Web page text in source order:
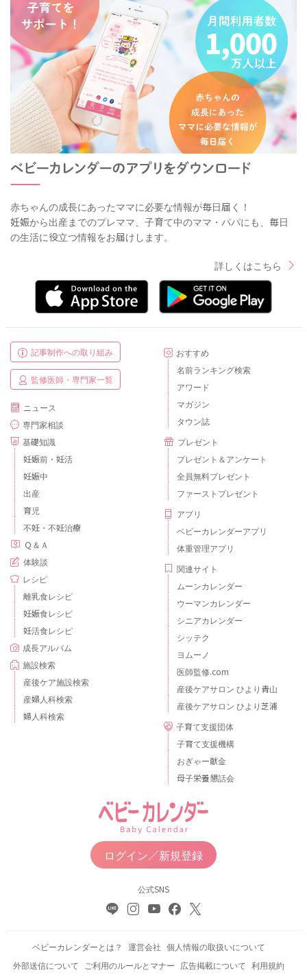
赤ちゃんの成長にあったママに必要な情報が毎日届く！
妊娠から出産までのプレママ、子育て中のママ・パパにも、毎日
の生活に役立つ情報をお届けします。
詳しくはこちら
記事制作への取り組み
監修医師・専門家一覧
ニュース
専門家相談
基礎知識
妊娠前・妊活
妊娠中
出産
育児
不妊・不妊治療
Ｑ＆Ａ
体験談
レシピ
離乳食レシピ
妊娠食レシピ
妊活食レシピ
成長アルバム
施設検索
産後ケア施設検索
産婦人科検索
婦人科検索
おすすめ
名前ランキング検索
アワード
マガジン
タウン誌
プレゼント
プレゼント＆アンケート
全員無料プレゼント
ファーストプレゼント
アプリ
ベビーカレンダーアプリ
体重管理アプリ
関連サイト
ムーンカレンダー
ウーマンカレンダー
シニアカレンダー
シッテク
ヨムーノ
医師監修.com
産後ケアサロン ひより青山
産後ケアサロン ひより芝浦
子育て支援団体
子育て支援機構
おぎゃー献金
母子栄養懇話会
ログイン／新規登録
公式SNS
ベビーカレンダーとは？ 運営会社 個人情報の取扱いについて
外部送信について
ご利用のルールとマナー 広告掲載について 利用規約